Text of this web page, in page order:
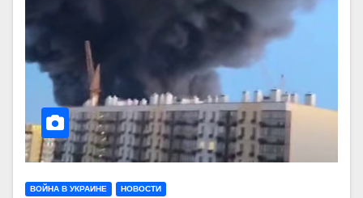
ВОЙНА В УКРАИНЕ НОВОСТИ